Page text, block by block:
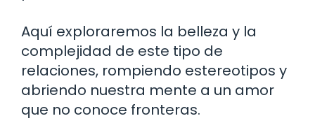
Aquí exploraremos la belleza y la
complejidad de este tipo de
relaciones, rompiendo estereotipos y
abriendo nuestra mente a un amor
que no conoce fronteras.